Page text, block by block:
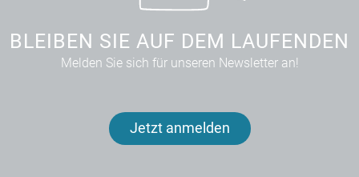
BLEIBEN SIE AUF DEM LAUFENDEN
Melden Sie sich für unseren Newsletter an!
Jetzt anmelden